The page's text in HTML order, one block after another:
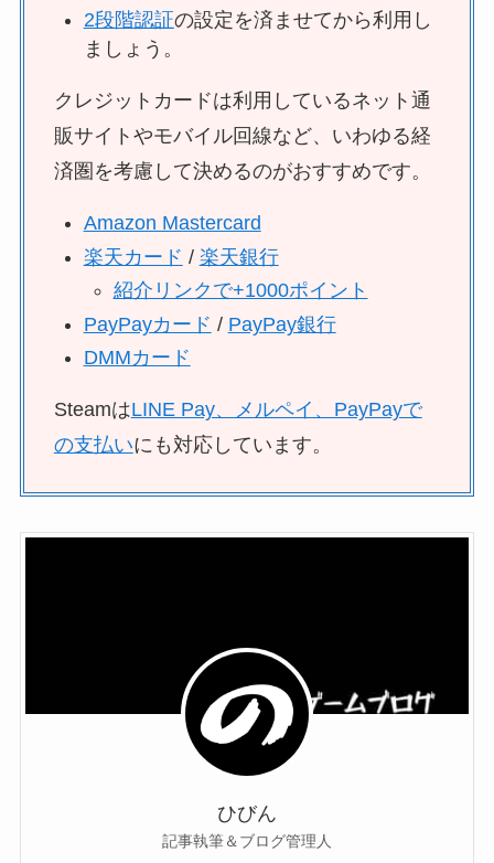
2段階認証の設定を済ませてから利用し
ましょう。
クレジットカードは利用しているネット通
販サイトやモバイル回線など、いわゆる経
済圏を考慮して決めるのがおすすめです。
Amazon Mastercard
楽天カード / 楽天銀行
紹介リンクで+1000ポイント
PayPayカード / PayPay銀行
DMMカード
SteamはLINE Pay、メルペイ、PayPayで
の支払いにも対応しています。
ひびん
記事執筆＆ブログ管理人